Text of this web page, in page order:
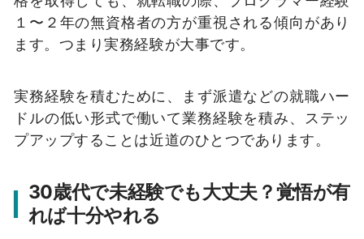
１〜２年の無資格者の方が重視される傾向があり
ます。つまり実務経験が大事です。
実務経験を積むために、まず派遣などの就職ハー
ドルの低い形式で働いて業務経験を積み、ステッ
プアップすることは近道のひとつであります。
30歳代で未経験でも大丈夫？覚悟が有
れば十分やれる